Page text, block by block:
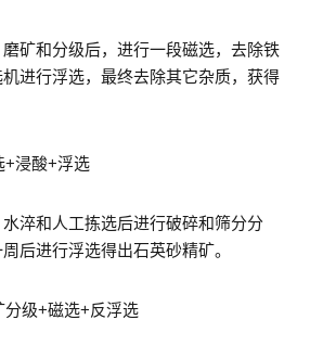
和分级后，进行一段磁选，去除铁
进行浮选，最终去除其它杂质，获得
浸酸+浮选
和人工拣选后进行破碎和筛分分
后进行浮选得出石英砂精矿。
级+磁选+反浮选